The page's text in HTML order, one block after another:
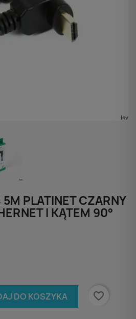
PLATINET CZARNY
I KĄTEM 90°
DO KOSZYKA favorite_border